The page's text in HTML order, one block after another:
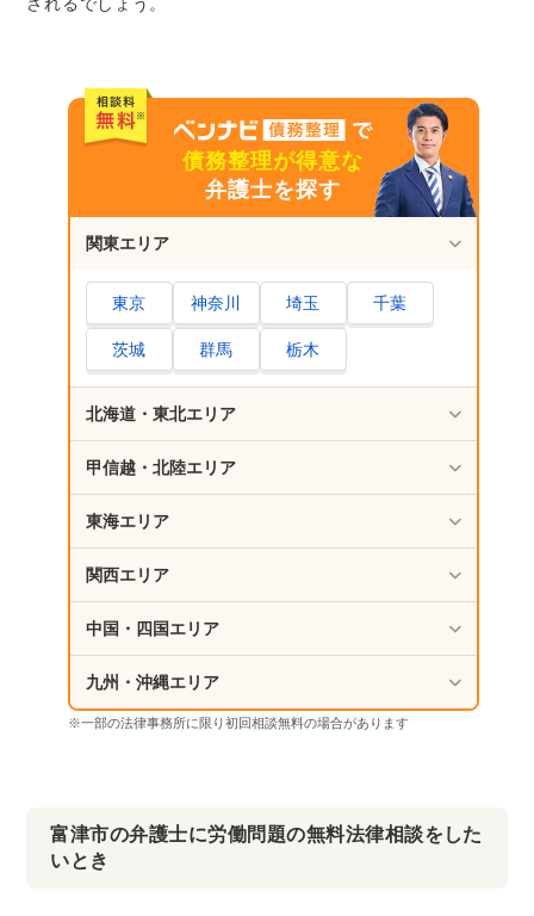
されるでしょう。
債務整理が得意な
弁護士を探す
関東エリア
東京 神奈川 埼玉 千葉
茨城 群馬 栃木
北海道・東北エリア
甲信越・北陸エリア
東海エリア
関西エリア
中国・四国エリア
九州・沖縄エリア
※一部の法律事務所に限り初回相談無料の場合があります
富津市の弁護士に労働問題の無料法律相談をした
いとき